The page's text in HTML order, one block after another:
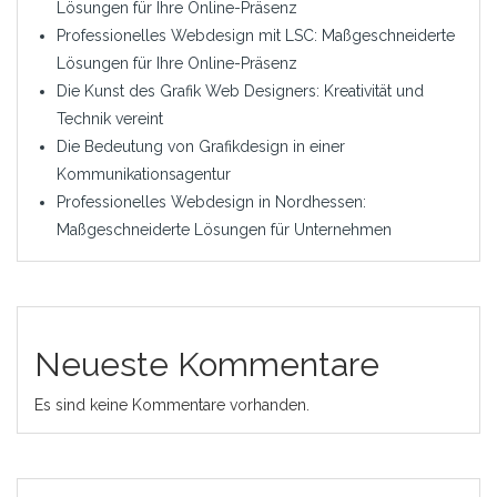
Lösungen für Ihre Online-Präsenz
Professionelles Webdesign mit LSC: Maßgeschneiderte
Lösungen für Ihre Online-Präsenz
Die Kunst des Grafik Web Designers: Kreativität und
Technik vereint
Die Bedeutung von Grafikdesign in einer
Kommunikationsagentur
Professionelles Webdesign in Nordhessen:
Maßgeschneiderte Lösungen für Unternehmen
Neueste Kommentare
Es sind keine Kommentare vorhanden.